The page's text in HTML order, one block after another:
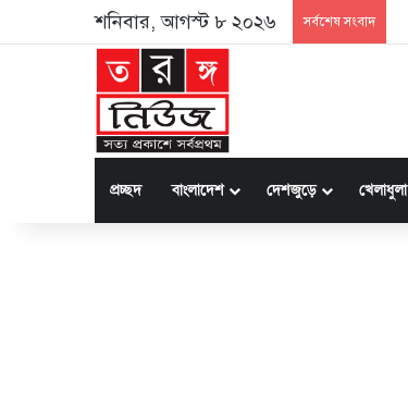
শনিবার, আগস্ট ৮ ২০২৬ সর্বশেষ সংবাদ
প্রচ্ছদ বাংলাদেশ দেশজুড়ে খেলাধুলা